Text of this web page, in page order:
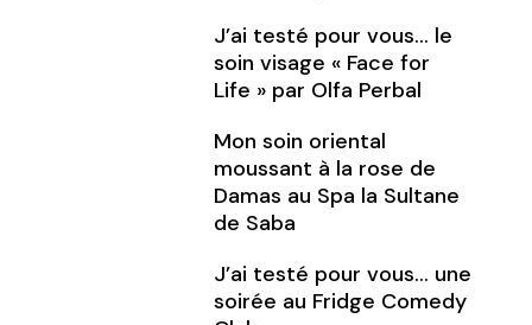
J’ai testé pour vous… le
soin visage « Face for
Life » par Olfa Perbal
Mon soin oriental
moussant à la rose de
Damas au Spa la Sultane
de Saba
J’ai testé pour vous… une
soirée au Fridge Comedy